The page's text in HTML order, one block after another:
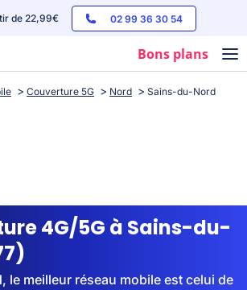
de 22,99€ 02 99 36 30 54
Bons plans
Couverture 5G Nord Sains-du-Nord
4G/5G à Sains-du-
le meilleur réseau mobile est celui de